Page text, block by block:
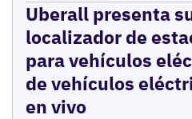
Uberall presenta
localizador de
para vehículos
de vehículos
en vivo